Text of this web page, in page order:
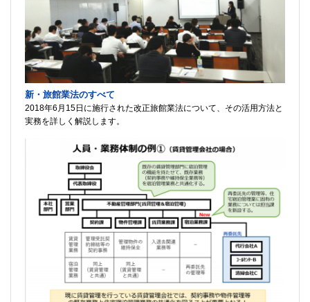
新・旅館業法のすべて
2018年6月15日に施行された改正旅館業法について、その活用方法と
実務を詳しく解説します。